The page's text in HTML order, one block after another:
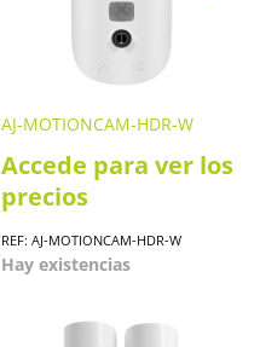
AJ-MOTIONCAM-HDR-W
Accede para ver los
precios
REF: AJ-MOTIONCAM-HDR-W
Hay existencias